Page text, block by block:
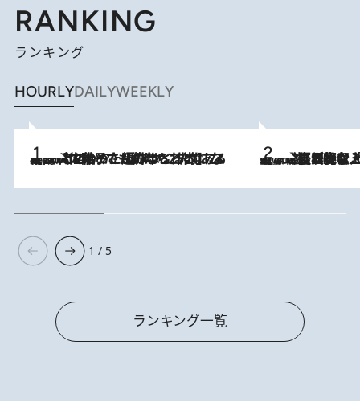
RANKING
ランキング
HOURLYDAILYWEEKLY
2026.8.5
【阿川佐和子さんの年とる力】なぜ70代で始めた趣味は“こんなに楽しい”のか？ ピアノ、俳句…スランプに陥っても続けられる“ある秘訣”とは 2026.8.5
【なぜ吉沢亮は「気配を消せる」のか？】興行収入208億の『国宝』を経て挑むミュージカル『ディア・エヴァン・ハンセン』。トップ俳優が舞台上でさらけ出した“孤独”とは
1 / 5
ランキング一覧